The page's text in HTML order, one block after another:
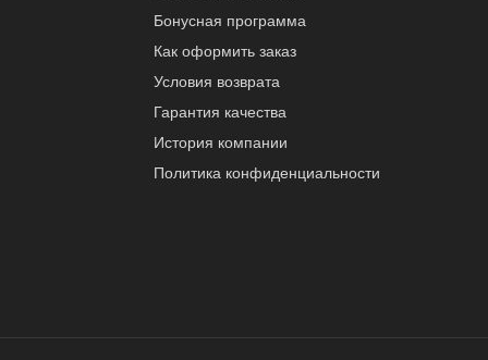
Бонусная программа
Как оформить заказ
Условия возврата
Гарантия качества
История компании
Политика конфиденциальности